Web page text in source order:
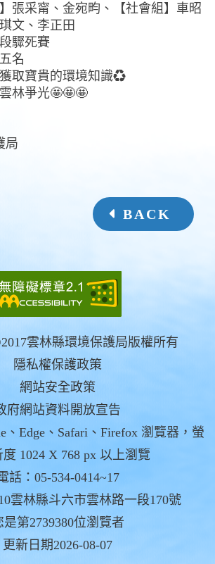
張采甯、金宛畇、【社會組】車昭
文、李正田
驟死賽
名
取寶貴的環境知識♻️
林爭光🤩🤩🤩
局
BACK
雲林縣環境保護局版權所有
隱私權保護政策
網站安全政策
府網站資料開放宣告
、Edge、Safari、Firefox 瀏覽器，螢
1024 X 768 px 以上瀏覽
話：05-534-0414~17
雲林縣斗六市雲林路一段170號
是第2739380位瀏覽者
更新日期2026-08-07